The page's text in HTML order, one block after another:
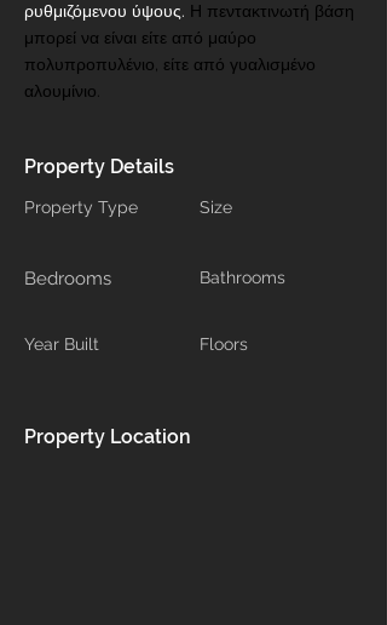
ρυθμιζόμενου ύψους. Η πεντακτινωτή βάση
μπορεί να είναι είτε από μαύρο
πολυπροπυλένιο, είτε από γυαλισμένο
αλουμίνιο.
Property Details
Property Type
Bedrooms
Year Built
Size
Bathrooms
Floors
Property Location